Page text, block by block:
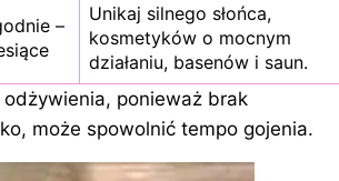
–
Unikaj silnego słońca,
kosmetyków o mocnym
działaniu, basenów i saun.
ponieważ brak
może spowolnić tempo gojenia.